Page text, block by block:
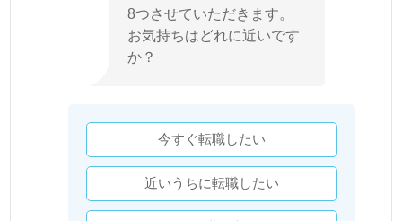
8つさせていただきます。
お気持ちはどれに近いです
か？
今すぐ転職したい
近いうちに転職したい